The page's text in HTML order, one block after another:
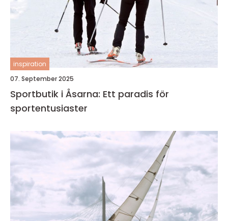
inspiration
07. September 2025
Sportbutik i Åsarna: Ett paradis för
sportentusiaster